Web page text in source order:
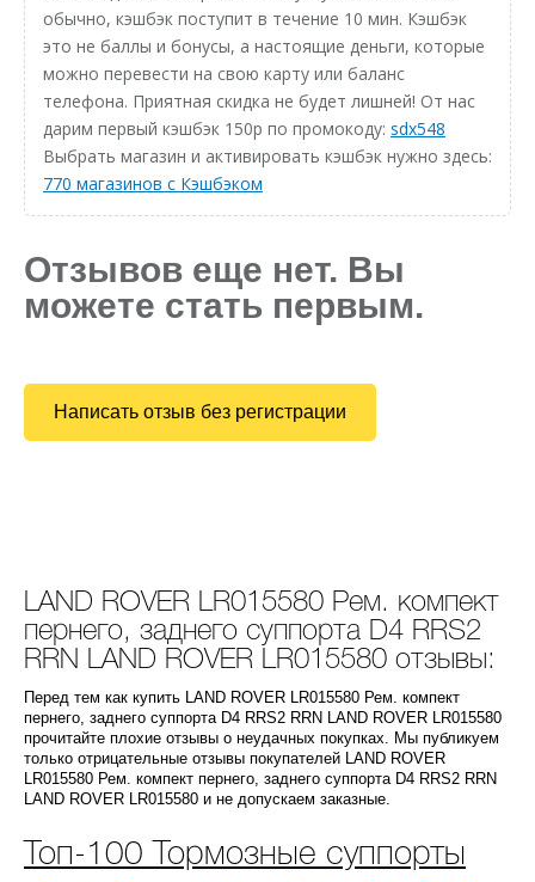
обычно, кэшбэк поступит в течение 10 мин. Кэшбэк
это не баллы и бонусы, а настоящие деньги, которые
можно перевести на свою карту или баланс
телефона. Приятная скидка не будет лишней! От нас
дарим первый кэшбэк 150р по промокоду: sdx548
Выбрать магазин и активировать кэшбэк нужно здесь:
770 магазинов с Кэшбэком
Отзывов еще нет. Вы
можете стать первым.
Написать отзыв без регистрации
LAND ROVER LR015580 Рем. компект
пернего, заднего суппорта D4 RRS2
RRN LAND ROVER LR015580 отзывы:
Перед тем как купить LAND ROVER LR015580 Рем. компект
пернего, заднего суппорта D4 RRS2 RRN LAND ROVER LR015580
прочитайте плохие отзывы о неудачных покупках. Мы публикуем
только отрицательные отзывы покупателей LAND ROVER
LR015580 Рем. компект пернего, заднего суппорта D4 RRS2 RRN
LAND ROVER LR015580 и не допускаем заказные.
Топ-100 Тормозные суппорты